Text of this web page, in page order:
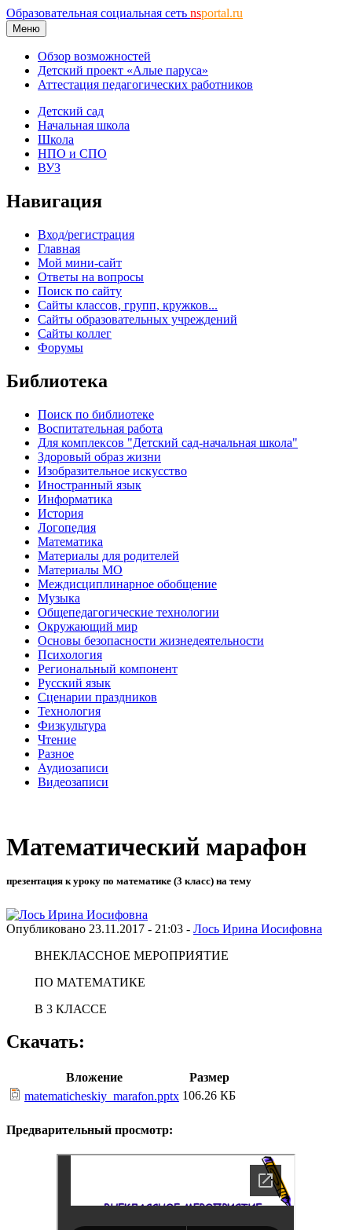
Образовательная социальная сеть nsportal.ru
Меню
Обзор возможностей
Детский проект «Алые паруса»
Аттестация педагогических работников
Детский сад
Начальная школа
Школа
НПО и СПО
ВУЗ
Навигация
Вход/регистрация
Главная
Мой мини-сайт
Ответы на вопросы
Поиск по сайту
Сайты классов, групп, кружков...
Сайты образовательных учреждений
Сайты коллег
Форумы
Библиотека
Поиск по библиотеке
Воспитательная работа
Для комплексов "Детский сад-начальная школа"
Здоровый образ жизни
Изобразительное искусство
Иностранный язык
Информатика
История
Логопедия
Математика
Материалы для родителей
Материалы МО
Междисциплинарное обобщение
Музыка
Общепедагогические технологии
Окружающий мир
Основы безопасности жизнедеятельности
Психология
Региональный компонент
Русский язык
Сценарии праздников
Технология
Физкультура
Чтение
Разное
Аудиозаписи
Видеозаписи
Математический марафон
презентация к уроку по математике (3 класс) на тему
Опубликовано 23.11.2017 - 21:03 - Лось Ирина Иосифовна
ВНЕКЛАССНОЕ МЕРОПРИЯТИЕ
ПО МАТЕМАТИКЕ
В 3 КЛАССЕ
Скачать:
Вложение
Размер
matematicheskiy_marafon.pptx 106.26 КБ
Предварительный просмотр: